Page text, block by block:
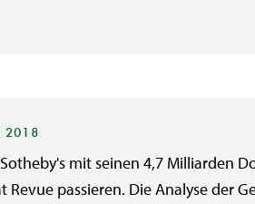
2018
mit seinen 4,7 Milliarden
passieren. Die Analyse der